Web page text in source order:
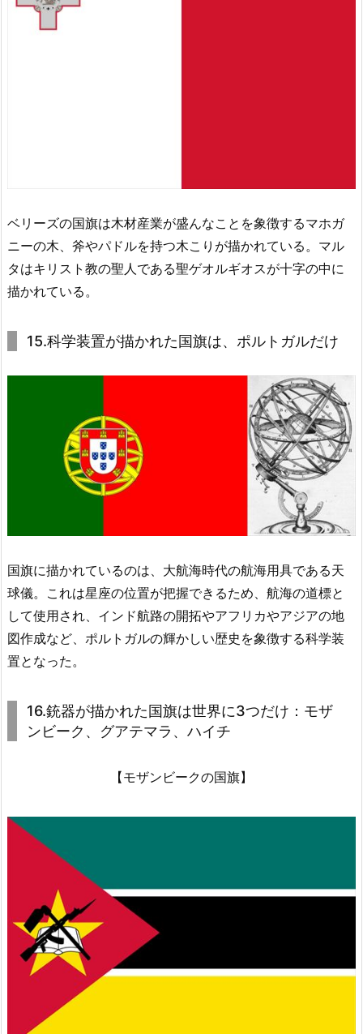
ベリーズの国旗は木材産業が盛んなことを象徴するマホガ
ニーの木、斧やパドルを持つ木こりが描かれている。マル
タはキリスト教の聖人である聖ゲオルギオスが十字の中に
描かれている。
15.科学装置が描かれた国旗は、ポルトガルだけ
国旗に描かれているのは、大航海時代の航海用具である天
球儀。これは星座の位置が把握できるため、航海の道標と
して使用され、インド航路の開拓やアフリカやアジアの地
図作成など、ポルトガルの輝かしい歴史を象徴する科学装
置となった。
16.銃器が描かれた国旗は世界に3つだけ：モザ
ンビーク、グアテマラ、ハイチ
【モザンビークの国旗】